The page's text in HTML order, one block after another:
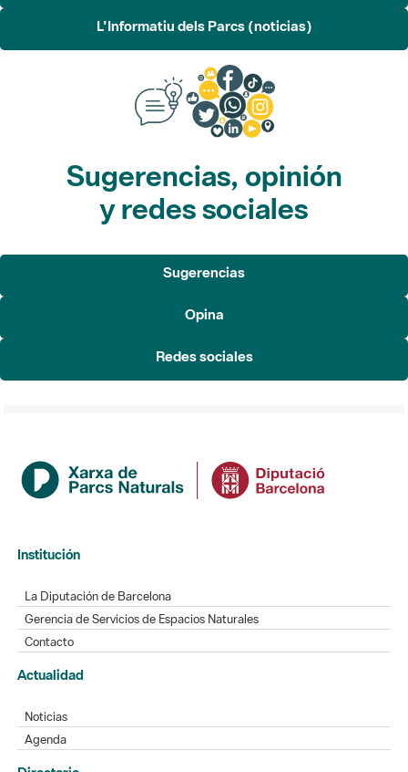
L'Informatiu dels Parcs (noticias)
Sugerencias, opinión
y redes sociales
Sugerencias
Opina
Redes sociales
Institución
La Diputación de Barcelona
Gerencia de Servicios de Espacios Naturales
Contacto
Actualidad
Noticias
Agenda